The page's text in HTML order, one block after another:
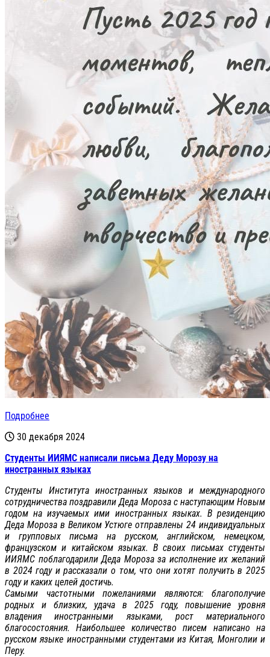
Подробнее
30 декабря 2024
Студенты ИИЯМС написали письма Деду Морозу на
иностранных языках
Студенты Института иностранных языков и международного
сотрудничества поздравили Деда Мороза с наступающим Новым
годом на изучаемых ими иностранных языках. В резиденцию
Деда Мороза в Великом Устюге отправлены 24 индивидуальных
и групповых письма на русском, английском, немецком,
французском и китайском языках. В своих письмах студенты
ИИЯМС поблагодарили Деда Мороза за исполнение их желаний
в 2024 году и рассказали о том, что они хотят получить в 2025
году и каких целей достичь.
Самыми частотными пожеланиями являются: благополучие
родных и близких, удача в 2025 году, повышение уровня
владения иностранными языками, рост материального
благосостояния. Наибольшее количество писем написано на
русском языке иностранными студентами из Китая, Монголии и
Перу.